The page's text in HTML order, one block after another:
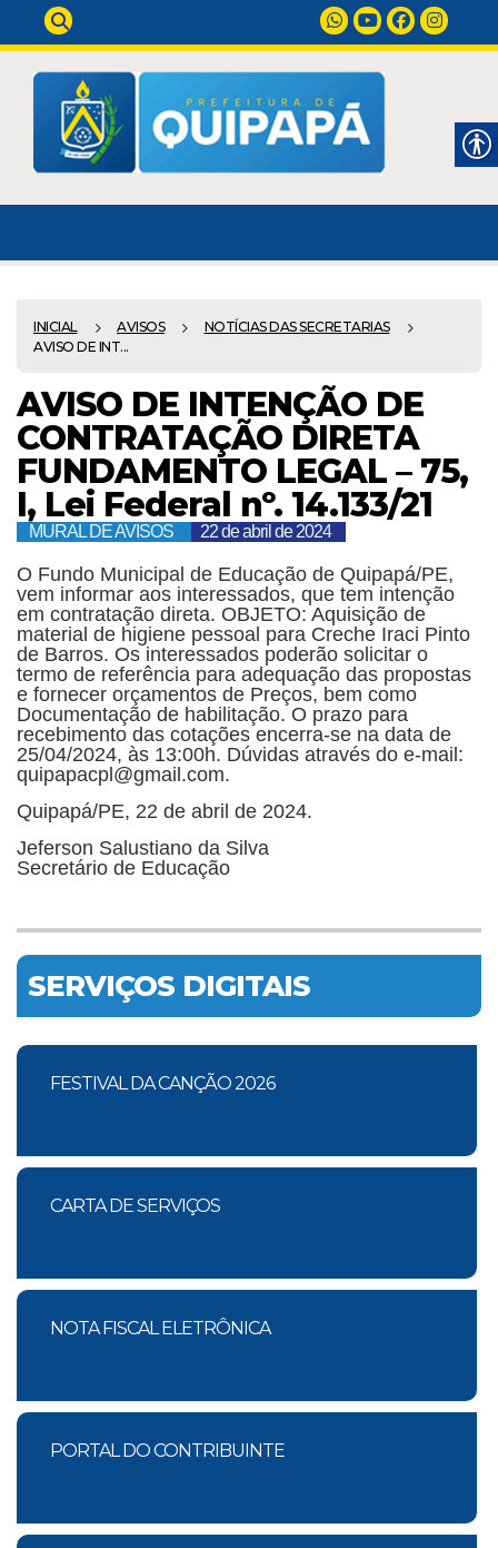
INICIAL AVISOS
NOTÍCIAS DAS SECRETARIAS
AVISO DE INT...
AVISO DE INTENÇÃO DE
CONTRATAÇÃO DIRETA
FUNDAMENTO LEGAL – 75,
I, Lei Federal nº. 14.133/21
MURAL DE AVISOS 22 de abril de 2024
O Fundo Municipal de Educação de Quipapá/PE,
vem informar aos interessados, que tem intenção
em contratação direta. OBJETO: Aquisição de
material de higiene pessoal para Creche Iraci Pinto
de Barros. Os interessados poderão solicitar o
termo de referência para adequação das propostas
e fornecer orçamentos de Preços, bem como
Documentação de habilitação. O prazo para
recebimento das cotações encerra-se na data de
25/04/2024, às 13:00h. Dúvidas através do e-mail:
quipapacpl@gmail.com.
Quipapá/PE, 22 de abril de 2024.
Jeferson Salustiano da Silva
Secretário de Educação
SERVIÇOS DIGITAIS
FESTIVAL DA CANÇÃO 2026
CARTA DE SERVIÇOS
NOTA FISCAL ELETRÔNICA
PORTAL DO CONTRIBUINTE